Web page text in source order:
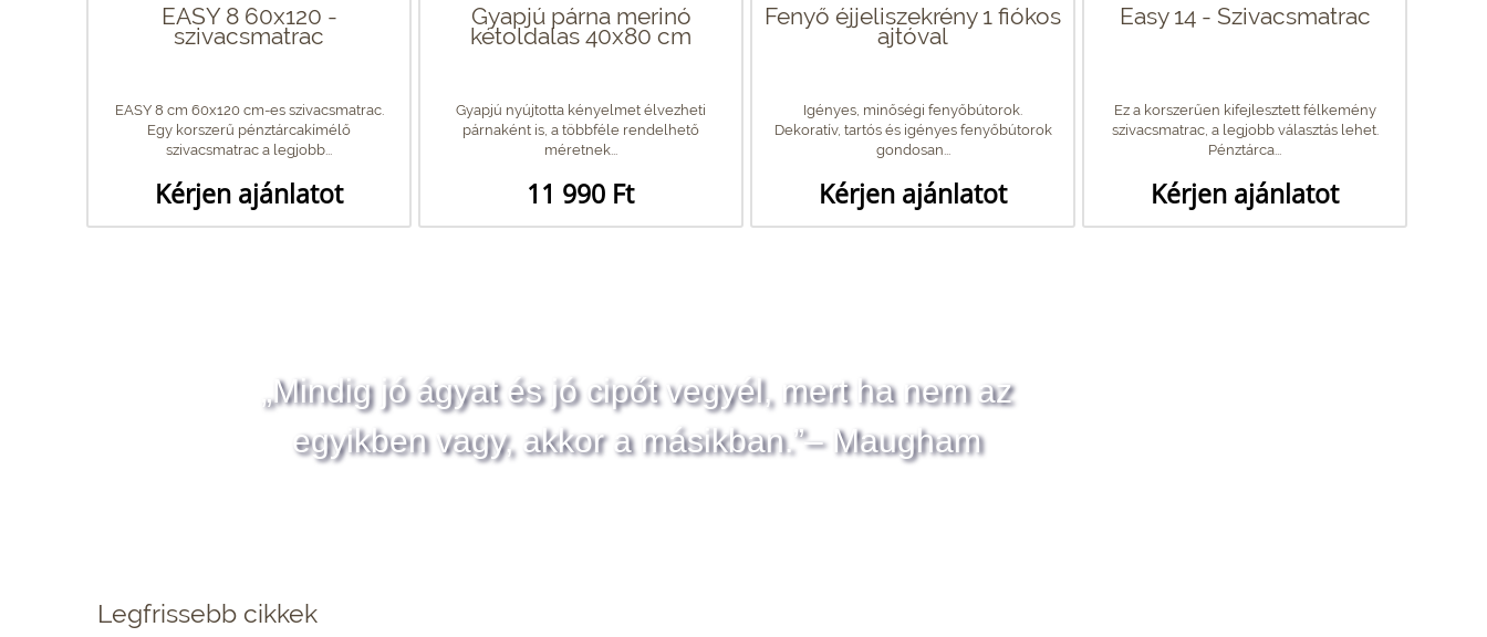
EASY 8 60x120 -
szivacsmatrac
EASY 8 cm 60x120 cm-es szivacsmatrac.
Egy korszerű pénztárcakímélő
szivacsmatrac a legjobb...
Kérjen ajánlatot
Gyapjú párna merinó
kétoldalas 40x80 cm
Gyapjú nyújtotta kényelmet élvezheti
párnaként is, a többféle rendelhető
méretnek...
11 990 Ft
Fenyő éjjeliszekrény 1 fiókos
ajtóval
Igényes, minőségi fenyőbútorok.
Dekoratív, tartós és igényes fenyőbútorok
gondosan...
Kérjen ajánlatot
Easy 14 - Szivacsmatrac
Ez a korszerűen kifejlesztett félkemény
szivacsmatrac, a legjobb választás lehet.
Pénztárca...
Kérjen ajánlatot
„Mindig jó ágyat és jó cipőt vegyél, mert ha nem az
egyikben vagy, akkor a másikban.”– Maugham
Legfrissebb cikkek